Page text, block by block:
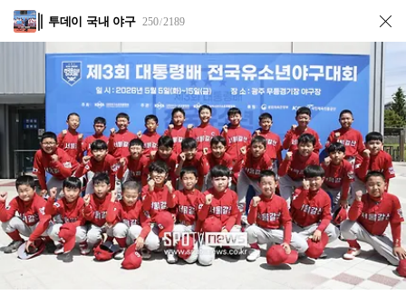
투데이 국내 야구 250/2189